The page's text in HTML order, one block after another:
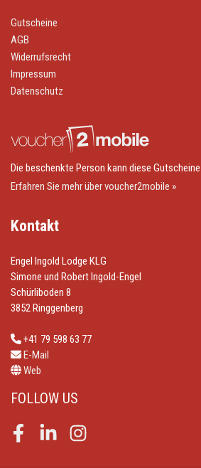
Gutscheine
AGB
Widerrufsrecht
Impressum
Datenschutz
Die beschenkte Person kann diese
Erfahren Sie mehr über voucher2mobile »
Kontakt
Engel Ingold Lodge KLG
Simone und Robert Ingold-Engel
Schürliboden 8
3852 Ringgenberg
+41 79 598 63 77
E-Mail
Web
FOLLOW US
FacebookLinkedInInstagram